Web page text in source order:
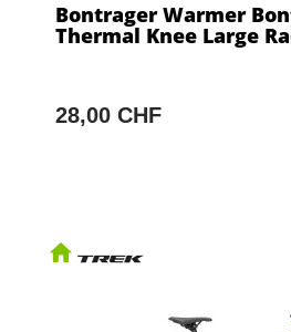
Bontrager Warmer
Thermal Knee Large
28,00 CHF